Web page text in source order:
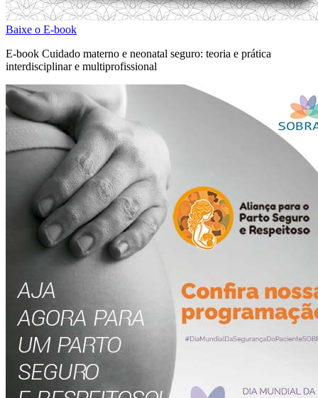
Baixe o E-book
E-book Cuidado materno e neonatal seguro: teoria e prática
interdisciplinar e multiprofissional